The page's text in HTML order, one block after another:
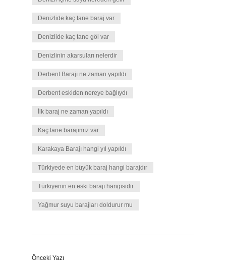
Denizlide kaç tane baraj var
Denizlide kaç tane göl var
Denizlinin akarsuları nelerdir
Derbent Barajı ne zaman yapıldı
Derbent eskiden nereye bağlıydı
İlk baraj ne zaman yapıldı
Kaç tane barajımız var
Karakaya Barajı hangi yıl yapıldı
Türkiyede en büyük baraj hangi barajdır
Türkiyenin en eski barajı hangisidir
Yağmur suyu barajları doldurur mu
Önceki Yazı